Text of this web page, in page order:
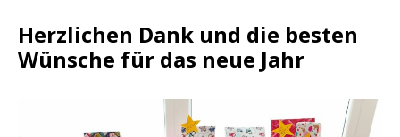
Herzlichen Dank und die besten
Wünsche für das neue Jahr